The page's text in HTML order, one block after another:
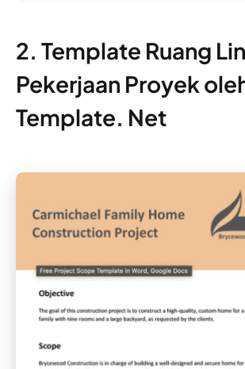
2. Template Ruang
Pekerjaan Proyek
Template. Net